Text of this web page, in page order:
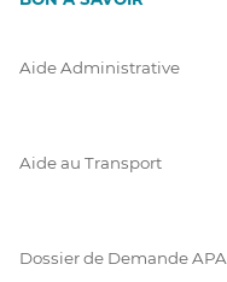
Aide Administrative
Aide au Transport
Dossier de Demande APA